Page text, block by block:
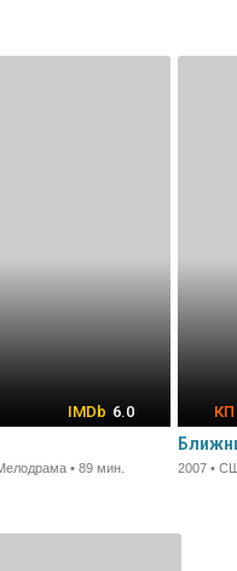
6.0
• 89 мин. 2007 •